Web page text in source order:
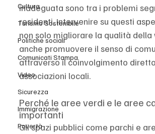
Cultura
Turismo Sostenibile
Politiche sociali
Comunicati Stampa
Video
Sicurezza
Immigrazione
Povertà
inadeguata sono tra i problemi
residenti. Intervenire su questi
non solo migliorare la qualità della
anche promuovere il senso di
attraverso il coinvolgimento
associazioni locali.
Perché le aree verdi e le aree
importanti
Gli spazi pubblici come parchi e